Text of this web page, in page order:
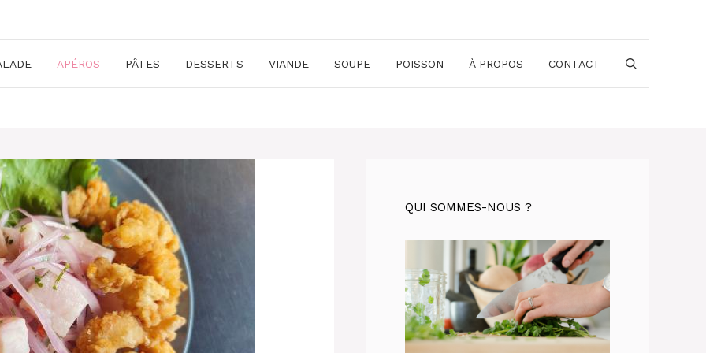
APÉROS PÂTES DESSERTS VIANDE SOUPE POISSON À PROPOS CONTACT
QUI SOMMES-NOUS ?